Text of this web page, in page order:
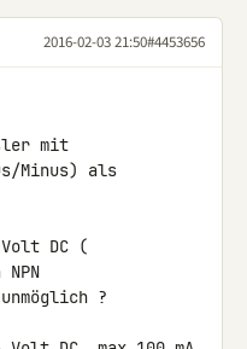
2016-02-03 21:50#4453656
mit
Minus) als
DC (
?